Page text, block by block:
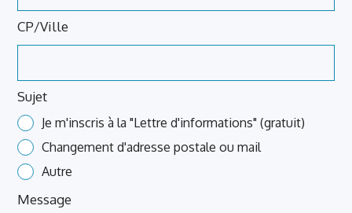
CP/Ville
Sujet
Je m'inscris à la "Lettre d'informations" (gratuit)
Changement d'adresse postale ou mail
Autre
Message